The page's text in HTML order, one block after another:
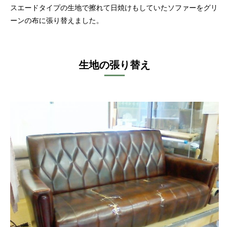
スエードタイプの生地で擦れて日焼けもしていたソファーをグリ
ーンの布に張り替えました。
生地の張り替え